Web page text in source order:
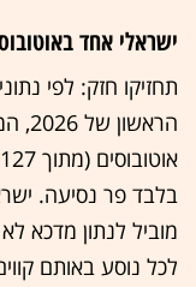
ישראלי אחד
תחזיקו חזק: לפי
בלבד פר נסיעה.
מוביל לנתון מדכא